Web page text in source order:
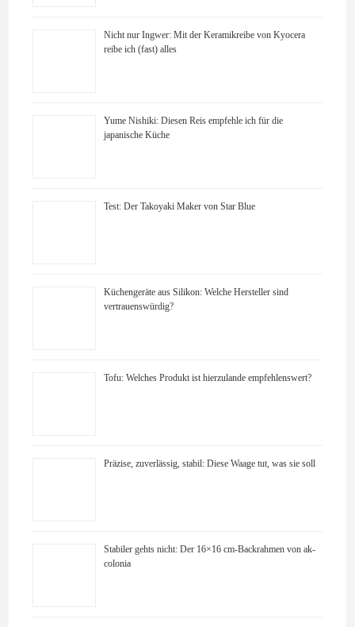
Nicht nur Ingwer: Mit der Keramikreibe von Kyocera
reibe ich (fast) alles
Yume Nishiki: Diesen Reis empfehle ich für die
japanische Küche
Test: Der Takoyaki Maker von Star Blue
Küchengeräte aus Silikon: Welche Hersteller sind
vertrauenswürdig?
Tofu: Welches Produkt ist hierzulande empfehlenswert?
Präzise, zuverlässig, stabil: Diese Waage tut, was sie soll
Stabiler gehts nicht: Der 16×16 cm-Backrahmen von ak-
colonia